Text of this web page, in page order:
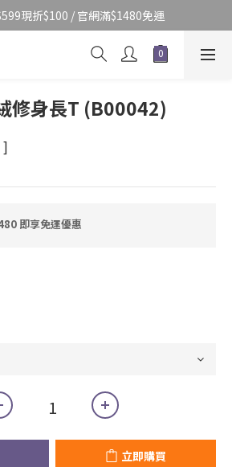
現折$100 / 官網滿$1480免運
修身長T (B00042)
]
即享免運優惠
立即購買